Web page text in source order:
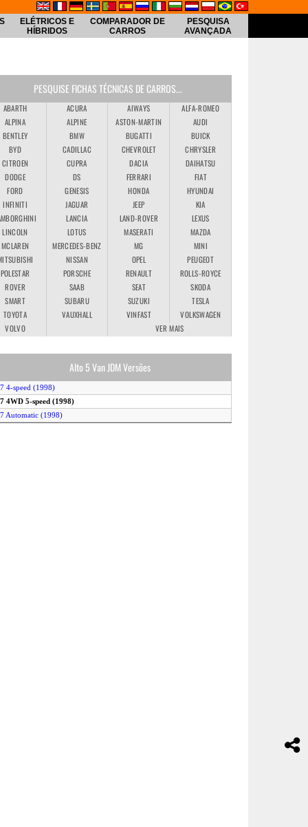
ELÉTRICOS E
HÍBRIDOS
COMPARADOR DE
CARROS
PESQUISA
AVANÇADA
PESQUISE FICHAS TÉCNICAS DE CARROS...
ABARTH ACURA AIWAYS
ALFA-ROMEO
ALPINA
ALPINE ASTON-MARTIN
AUDI
BENTLEY
BMW BUGATTI
BUICK
BYD
CADILLAC CHEVROLET
CHRYSLER
CITROEN
CUPRA DACIA
DAIHATSU
DODGE
DS FERRARI
FIAT
FORD
GENESIS HONDA
HYUNDAI
INFINITI
JAGUAR JEEP
KIA
LANCIA LAND-ROVER
LEXUS
LINCOLN
LOTUS MASERATI
MAZDA
MCLAREN
MERCEDES-BENZ MG
MINI
NISSAN OPEL
PEUGEOT
POLESTAR
PORSCHE RENAULT
ROLLS-ROYCE
ROVER
SAAB SEAT
SKODA
SMART
SUBARU SUZUKI
TESLA
TOYOTA
VAUXHALL VINFAST
VOLKSWAGEN
VOLVO
VER MAIS
Alto 5 Van JDM Versões
4-speed (1998)
4WD 5-speed (1998)
Automatic (1998)